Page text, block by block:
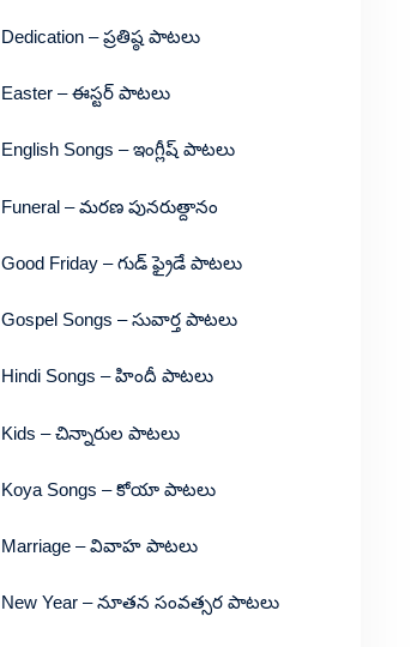
Dedication – ప్రతిష్ఠ పాటలు
Easter – ఈస్టర్ పాటలు
English Songs – ఇంగ్లీష్ పాటలు
Funeral – మరణ పునరుత్దానం
Good Friday – గుడ్ ఫ్రైడే పాటలు
Gospel Songs – సువార్త పాటలు
Hindi Songs – హిందీ పాటలు
Kids – చిన్నారుల పాటలు
Koya Songs – కోయా పాటలు
Marriage – వివాహ పాటలు
New Year – నూతన సంవత్సర పాటలు